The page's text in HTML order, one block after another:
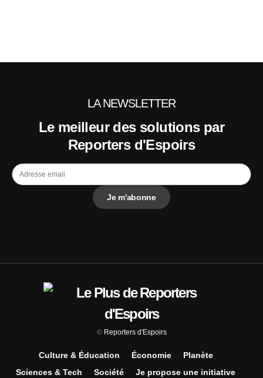
LA NEWSLETTER
Le meilleur des solutions par
Reporters d'Espoirs
© Reporters d'Espoirs
Culture & Éducation Économie
Planète
Sciences & Tech
Société Je propose une initiative